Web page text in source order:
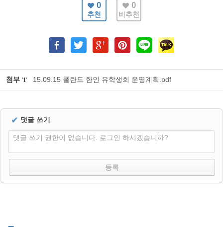
0
추천
0
비추천
첨부 '1' 15.09.15 폴란드 한인 유학생회 운영계획.pdf
✔ 댓글 쓰기
댓글 쓰기 권한이 없습니다. 로그인 하시겠습니까?